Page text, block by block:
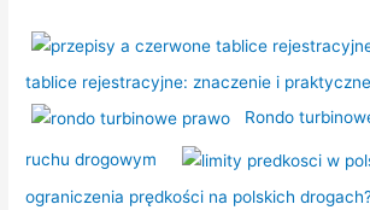
tablice rejestracyjne: znaczenie i
Rondo
ruchu drogowym
ograniczenia prędkości na polskich